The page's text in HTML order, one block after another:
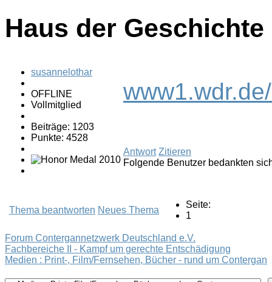
Haus der
susannelothar
OFFLINE
Vollmitglied
Beiträge: 1203
Punkte: 4528
Antwort Zitieren
Folgende Benutzer bedankten
Thema beantworten Neues Thema
Seite:
1
Forum Contergannetzwerk Deutschland e.V.
Fachbereiche II - Kampf um gerechte Entschädigung
Medien : Print-, Film/Fernsehen, Bücher - rund um Contergan